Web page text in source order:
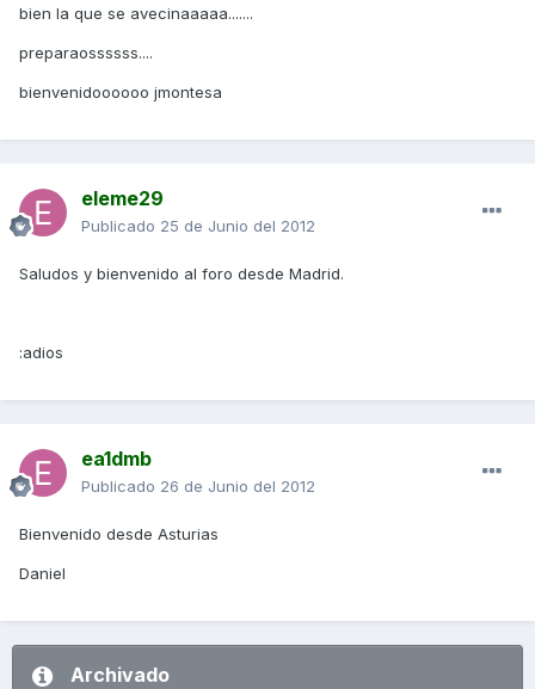
bien la que se avecinaaaaa.......
preparaossssss....
bienvenidoooooo jmontesa
eleme29
Publicado 25 de Junio del 2012
Saludos y bienvenido al foro desde Madrid.
:adios
ea1dmb
Publicado 26 de Junio del 2012
Bienvenido desde Asturias
Daniel
Archivado